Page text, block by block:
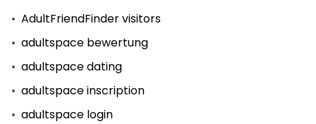
AdultFriendFinder visitors
adultspace bewertung
adultspace dating
adultspace inscription
adultspace login